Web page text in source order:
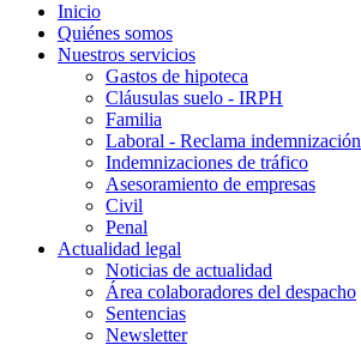
Inicio
Quiénes somos
Nuestros servicios
Gastos de hipoteca
Cláusulas suelo - IRPH
Familia
Laboral - Reclama indemnización
Indemnizaciones de tráfico
Asesoramiento de empresas
Civil
Penal
Actualidad legal
Noticias de actualidad
Área colaboradores del despacho
Sentencias
Newsletter